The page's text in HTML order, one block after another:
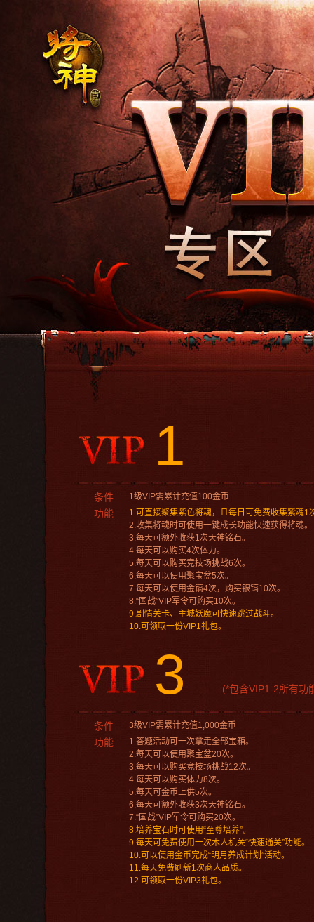
1
条件 1级VIP需累计充值100金币
功能
1.可直接聚集紫色将魂，且每日可免费收集紫魂1
2.收集将魂时可使用一键成长功能快速获得将魂。
3.每天可额外收获1次天神铭石。
4.每天可以购买4次体力。
5.每天可以购买竞技场挑战6次。
6.每天可以使用聚宝盆5次。
7.每天可以使用金镐4次，购买银镐10次。
8.“国战”VIP军令可购买10次。
9.剧情关卡、主城妖魔可快速跳过战斗。
10.可领取一份VIP1礼包。
3 (*包含VIP1-2所有功
条件 3级VIP需累计充值1,000金币
功能
1.答题活动可一次拿走全部宝箱。
2.每天可以使用聚宝盆20次。
3.每天可以购买竞技场挑战12次。
4.每天可以购买体力8次。
5.每天可金币上供5次。
6.每天可额外收获3次天神铭石。
7.“国战”VIP军令可购买20次。
8.培养宝石时可使用“至尊培养”。
9.每天可免费使用一次木人机关“快速通关”功能。
10.可以使用金币完成“明月养成计划”活动。
11.每天免费刷新1次商人品质。
12.可领取一份VIP3礼包。